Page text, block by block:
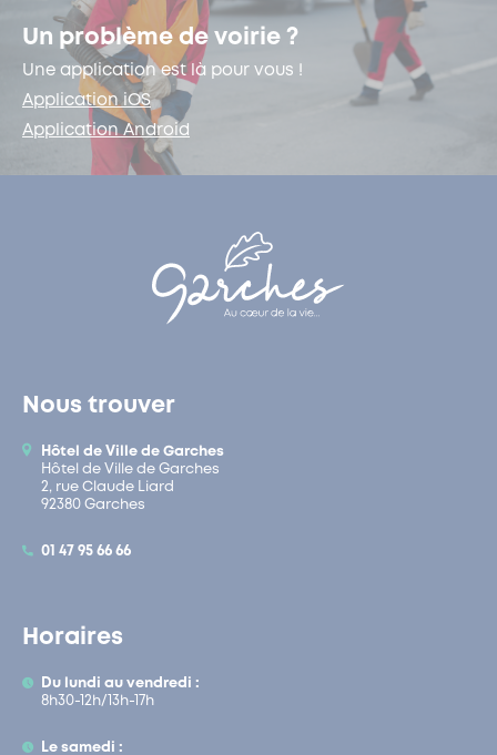
Un problème de voirie ?
Une application est là pour vous !
Application iOS
Application Android
Nous trouver
Hôtel de Ville de Garches
Hôtel de Ville de Garches
2, rue Claude Liard
92380 Garches
01 47 95 66 66
Horaires
Du lundi au vendredi :
8h30-12h/13h-17h
Le samedi :